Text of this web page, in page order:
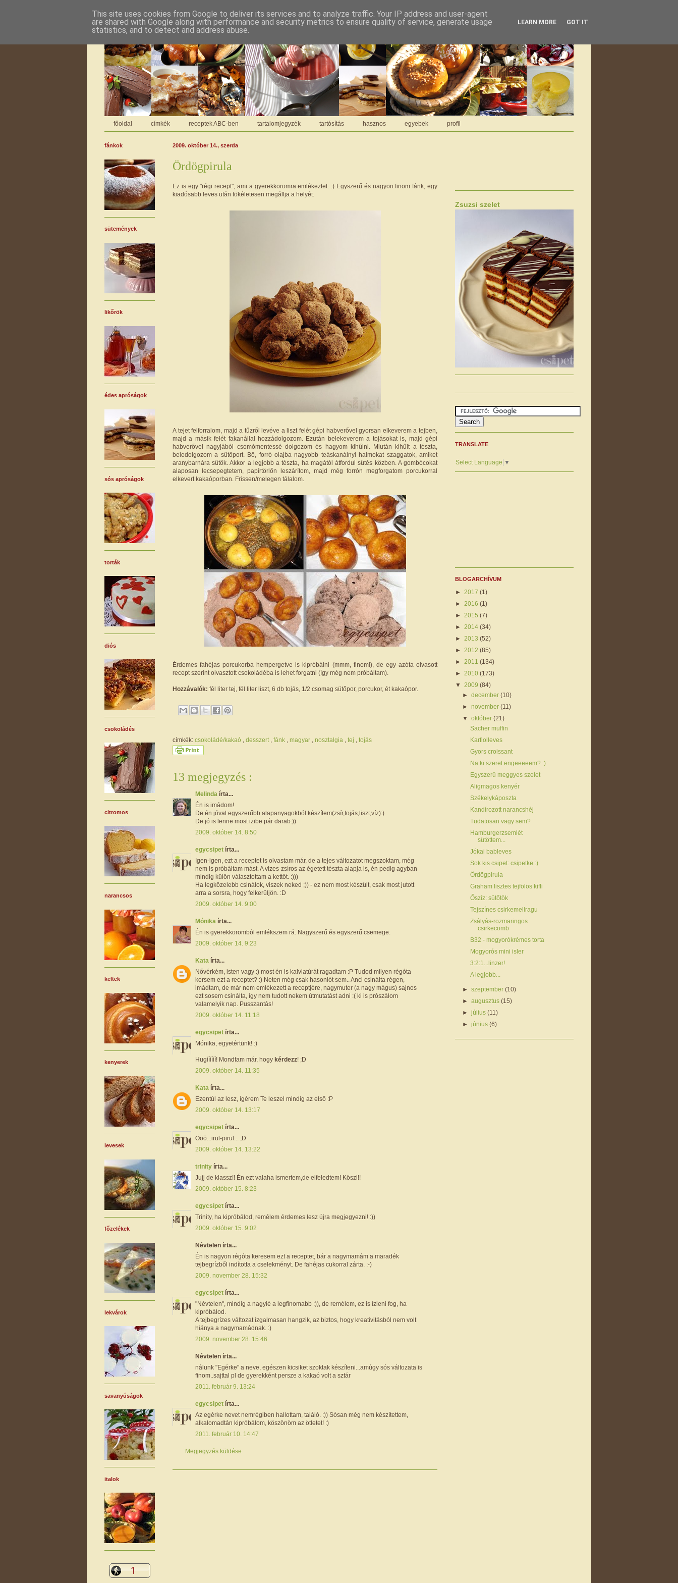
főoldal címkék receptek ABC-ben tartalomjegyzék tartósítás hasznos egyebek profil
2009. október 14., szerda
Ördögpirula
Ez is egy "régi recept", ami a gyerekkoromra emlékeztet. :) Egyszerű és nagyon finom fánk, egy
kiadósabb leves után tökéletesen megállja a helyét.
A tejet felforralom, majd a tűzről levéve a liszt felét gépi habverővel gyorsan elkeverem a tejben,
majd a másik felét fakanállal hozzádolgozom. Ezután belekeverem a tojásokat is, majd gépi
habverővel nagyjából csomómentessé dolgozom és hagyom kihűlni. Miután kihűlt a tészta,
beledolgozom a sütőport. Bő, forró olajba nagyobb teáskanálnyi halmokat szaggatok, amiket
aranybarnára sütök. Akkor a legjobb a tészta, ha magától átfordul sütés közben. A gombócokat
alaposan lecsepegtetem, papírtörlőn leszárítom, majd még forrón megforgatom porcukorral
elkevert kakaóporban. Frissen/melegen tálalom.
Érdemes fahéjas porcukorba hempergetve is kipróbálni (mmm, finom!), de egy azóta olvasott
recept szerint olvasztott csokoládéba is lehet forgatni (így még nem próbáltam).
Hozzávalók: fél liter tej, fél liter liszt, 6 db tojás, 1/2 csomag sütőpor, porcukor, ét kakaópor.
címkék: csokoládé/kakaó desszert fánk magyar nosztalgia tej tojás
13 megjegyzés :
Melinda írta...
Én is imádom!
De én jóval egyszerűbb alapanyagokból készítem(zsír,tojás,liszt,víz):)
De jó is lenne most izibe pár darab:))
2009. október 14. 8:50
egycsipet írta...
Igen-igen, ezt a receptet is olvastam már, de a tejes változatot megszoktam, még
nem is próbáltam mást. A vizes-zsíros az égetett tészta alapja is, én pedig agyban
mindig külön választottam a kettőt. :)))
Ha legközelebb csinálok, viszek neked ;)) - ez nem most készült, csak most jutott
arra a sorsra, hogy felkerüljön. :D
2009. október 14. 9:00
Mónika írta...
Én is gyerekkoromból emlékszem rá. Nagyszerű és egyszerű csemege.
2009. október 14. 9:23
Kata írta...
Nővérkém, isten vagy :) most én is kalviatúrát ragadtam :P Tudod milyen régóta
kersem ezt a receptet? :) Neten még csak hasonlót sem.. Anci csinálta régen,
imádtam, de már nem emlékezett a receptjére, nagymuter (a nagy mágus) sajnos
ezt sosem csinálta, így nem tudott nekem útmutatást adni :( ki is prószálom
valamelyik nap. Pusszantás!
2009. október 14. 11:18
egycsipet írta...
Mónika, egyetértünk! :)
Hugíííííí! Mondtam már, hogy kérdezz! ;D
2009. október 14. 11:35
Kata írta...
Ezentúl az lesz, ígérem Te leszel mindig az első :P
2009. október 14. 13:17
egycsipet írta...
Ööö...irul-pirul... ;D
2009. október 14. 13:22
trinity írta...
Jujj de klassz!! Én ezt valaha ismertem,de elfeledtem! Köszi!!
2009. október 15. 8:23
egycsipet írta...
Trinity, ha kipróbálod, remélem érdemes lesz újra megjegyezni! :))
2009. október 15. 9:02
Névtelen írta...
Én is nagyon régóta keresem ezt a receptet, bár a nagymamám a maradék
tejbegrízből indította a cselekményt. De fahéjas cukorral zárta. :-)
2009. november 28. 15:32
egycsipet írta...
"Névtelen", mindig a nagyié a legfinomabb :)), de remélem, ez is ízleni fog, ha
kipróbálod.
A tejbegrízes változat izgalmasan hangzik, az biztos, hogy kreativitásból nem volt
hiánya a nagymamádnak. :)
2009. november 28. 15:46
Névtelen írta...
nálunk "Egérke" a neve, egészen kicsiket szoktak készíteni...amúgy sós változata is
finom..sajttal pl de gyerekként persze a kakaó volt a sztár
2011. február 9. 13:24
egycsipet írta...
Az egérke nevet nemrégiben hallottam, találó. :)) Sósan még nem készítettem,
alkalomadtán kipróbálom, köszönöm az ötletet! :)
2011. február 10. 14:47
Megjegyzés küldése
fánkok
sütemények
likőrök
édes apróságok
sós apróságok
torták
diós
csokoládés
citromos
narancsos
keltek
kenyerek
levesek
főzelékek
lekvárok
savanyúságok
italok
Zsuzsi szelet
TRANSLATE
Select Language ▼
BLOGARCHÍVUM
► 2017 (1)
► 2016 (1)
► 2015 (7)
► 2014 (34)
► 2013 (52)
► 2012 (85)
► 2011 (134)
► 2010 (173)
▼ 2009 (84)
►december(10)
►november(11)
▼október(21)
Sacher muffin
Karfiolleves
Gyors croissant
Na ki szeret engeeeeem? :)
Egyszerű meggyes szelet
Aligmagos kenyér
Székelykáposzta
Kandírozott narancshéj
Tudatosan vagy sem?
Hamburgerzsemlét
sütöttem...
Jókai bableves
Sok kis csipet: csipetke :)
Ördögpirula
Graham lisztes tejfölös kifli
Őszíz: sütőtök
Tejszínes csirkemellragu
Zsályás-rozmaringos
csirkecomb
B32 - mogyorókrémes torta
Mogyorós mini isler
3:2:1...linzer!
A legjobb...
►szeptember(10)
►augusztus(15)
►július(11)
►június(6)
This site uses cookies from Google to deliver its services and to analyze traffic. Your IP address and user-agent
are shared with Google along with performance and security metrics to ensure quality of service, generate usage
statistics, and to detect and address abuse.
LEARN MORE GOT IT